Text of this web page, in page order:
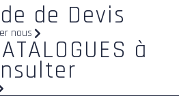
de Devis
nous
à